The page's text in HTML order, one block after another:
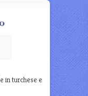
in turchese e